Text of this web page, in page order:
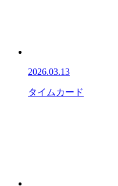
2026.03.13
タイムカード